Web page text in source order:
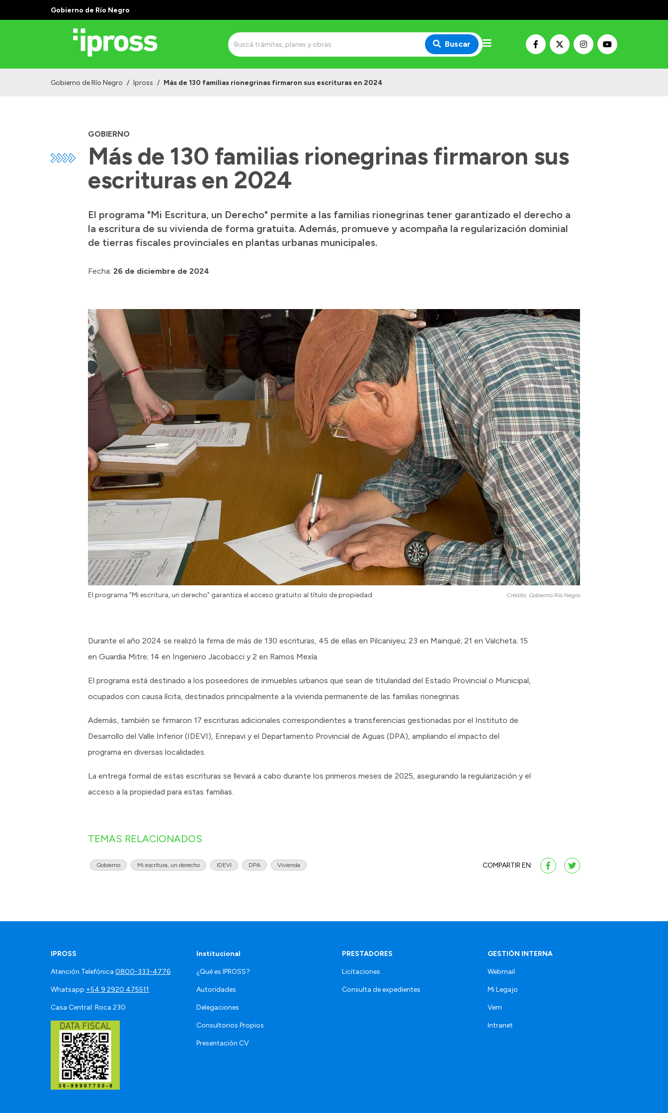
Gobierno de Río Negro
Buscar
Gobierno de Río Negro / Ipross / Más de 130 familias rionegrinas firmaron sus escrituras en 2024
GOBIERNO
Más de 130 familias rionegrinas firmaron sus
escrituras en 2024
El programa "Mi Escritura, un Derecho" permite a las familias rionegrinas tener garantizado el derecho a
la escritura de su vivienda de forma gratuita. Además, promueve y acompaña la regularización dominial
de tierras fiscales provinciales en plantas urbanas municipales.
Fecha: 26 de diciembre de 2024
El programa "Mi escritura, un derecho" garantiza el acceso gratuito al título de propiedad Crédito: Gobierno Río Negro
Durante el año 2024 se realizó la firma de más de 130 escrituras, 45 de ellas en Pilcaniyeu; 23 en Mainqué; 21 en Valcheta; 15
en Guardia Mitre; 14 en Ingeniero Jacobacci y 2 en Ramos Mexía.
El programa está destinado a los poseedores de inmuebles urbanos que sean de titularidad del Estado Provincial o Municipal,
ocupados con causa lícita, destinados principalmente a la vivienda permanente de las familias rionegrinas.
Además, también se firmaron 17 escrituras adicionales correspondientes a transferencias gestionadas por el Instituto de
Desarrollo del Valle Inferior (IDEVI), Enrepavi y el Departamento Provincial de Aguas (DPA), ampliando el impacto del
programa en diversas localidades.
La entrega formal de estas escrituras se llevará a cabo durante los primeros meses de 2025, asegurando la regularización y el
acceso a la propiedad para estas familias.
TEMAS RELACIONADOS
Gobierno Mi escritura, un derecho IDEVI DPA Vivienda COMPARTIR EN:
IPROSS
Atención Telefónica 0800-333-4776
Whatsapp +54 9 2920 475511
Casa Central: Roca 230
Institucional
¿Qué es IPROSS?
Autoridades
Delegaciones
Consultorios Propios
Presentación CV
PRESTADORES
Licitaciones
Consulta de expedientes
GESTIÓN INTERNA
Webmail
Mi Legajo
Vem
Intranet